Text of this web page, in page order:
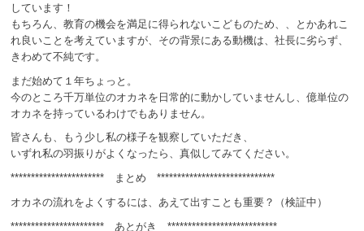
しています！
もちろん、教育の機会を満足に得られないこどものため、、とかあれこ
れ良いことを考えていますが、その背景にある動機は、社長に劣らず、
きわめて不純です。
まだ始めて１年ちょっと。
今のところ千万単位のオカネを日常的に動かしていませんし、億単位の
オカネを持っているわけでもありません。
皆さんも、もう少し私の様子を観察していただき、
いずれ私の羽振りがよくなったら、真似してみてください。
*********************** まとめ *****************************
オカネの流れをよくするには、あえて出すことも重要？（検証中）
*********************** あとがき ***************************